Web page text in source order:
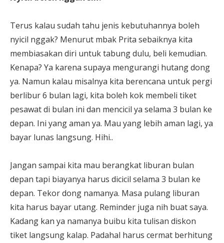
Terus kalau sudah tahu jenis kebutuhannya boleh
nyicil nggak? Menurut mbak Prita sebaiknya kita
membiasakan diri untuk tabung dulu, beli kemudian.
Kenapa? Ya karena supaya mengurangi hutang dong
ya. Namun kalau misalnya kita berencana untuk pergi
berlibur 6 bulan lagi, kita boleh kok membeli tiket
pesawat di bulan ini dan mencicil ya selama 3 bulan ke
depan. Ini yang aman ya. Mau yang lebih aman lagi, ya
bayar lunas langsung. Hihi..
Jangan sampai kita mau berangkat liburan bulan
depan tapi biayanya harus dicicil selama 3 bulan ke
depan. Tekor dong namanya. Masa pulang liburan
kita harus bayar utang. Reminder juga nih buat saya.
Kadang kan ya namanya buibu kita tulisan diskon
tiket langsung kalap. Padahal harus cermat berhitung